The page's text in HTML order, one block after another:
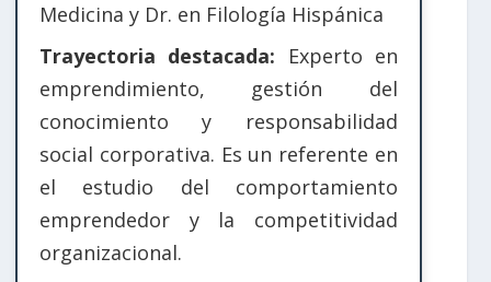
Medicina y Dr. en Filología Hispánica
Trayectoria destacada: Experto en
emprendimiento, gestión del
conocimiento y responsabilidad
social corporativa. Es un referente en
el estudio del comportamiento
emprendedor y la competitividad
organizacional.